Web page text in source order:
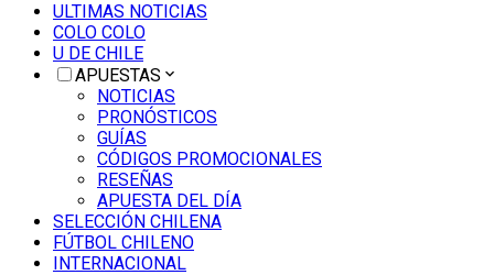
ULTIMAS NOTICIAS
COLO COLO
U DE CHILE
APUESTAS
NOTICIAS
PRONÓSTICOS
GUÍAS
CÓDIGOS PROMOCIONALES
RESEÑAS
APUESTA DEL DÍA
SELECCIÓN CHILENA
FÚTBOL CHILENO
INTERNACIONAL